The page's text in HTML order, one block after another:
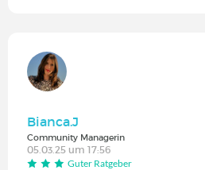
Bianca.J
Community Managerin
05.03.25 um 17:56
Guter Ratgeber